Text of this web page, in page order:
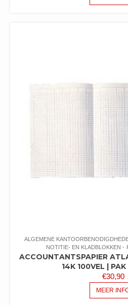
ALGEMENE
NOTITIE- EN KLADBLOKKEN
ACCOUNTANTSPAPIER
14K 100VEL |
€30,90
MEER